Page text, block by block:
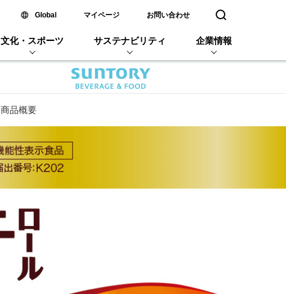
Global新しいウィンドウで開く
マイページ お問い合わせ 検索窓を開く
文化・スポーツ サステナビリティ 企業情報
商品概要